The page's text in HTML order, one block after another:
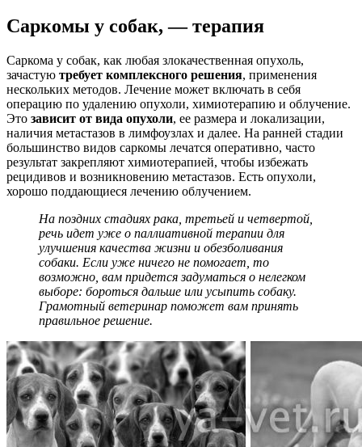
Саркомы у собак, — терапия
Саркома у собак, как любая злокачественная опухоль,
зачастую требует комплексного решения, применения
нескольких методов. Лечение может включать в себя
операцию по удалению опухоли, химиотерапию и облучение.
Это зависит от вида опухоли, ее размера и локализации,
наличия метастазов в лимфоузлах и далее. На ранней стадии
большинство видов саркомы лечатся оперативно, часто
результат закрепляют химиотерапией, чтобы избежать
рецидивов и возникновению метастазов. Есть опухоли,
хорошо поддающиеся лечению облучением.
На поздних стадиях рака, третьей и четвертой,
речь идет уже о паллиативной терапии для
улучшения качества жизни и обезболивания
собаки. Если уже ничего не помогает, то
возможно, вам придется задуматься о нелегком
выборе: бороться дальше или усыпить собаку.
Грамотный ветеринар поможет вам принять
правильное решение.